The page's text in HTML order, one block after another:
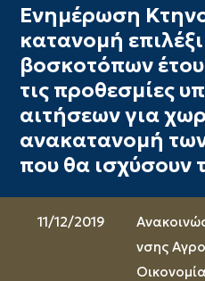
Ενημέρωση
κατανομή
βοσκοτόπων
τις προθεσμίες
αιτήσεων για
ανακατανομή
που θα ισχύσουν
11/12/2019
νσης